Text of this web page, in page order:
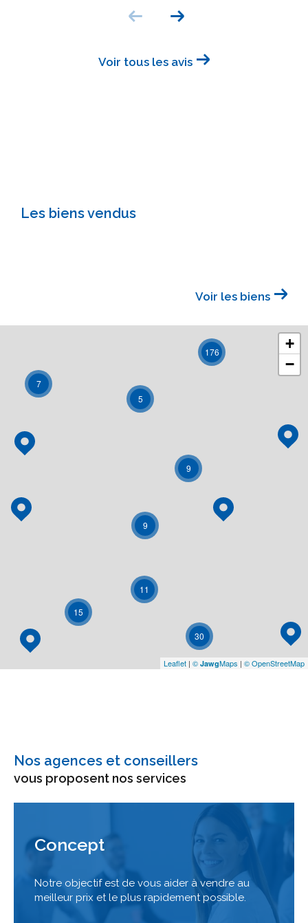
Voir tous les avis
Les biens vendus
Voir les biens
15
9
11
9
30
7
5
176
+
−
Leaflet | © JawgMaps | © OpenStreetMap
Nos agences et conseillers
vous proposent nos services
Concept
Notre objectif est de vous aider à vendre au
meilleur prix et le plus rapidement possible.